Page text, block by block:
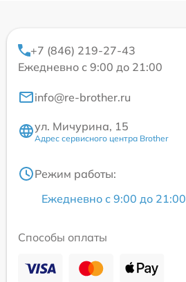
+7 (846) 219-27-43
Ежедневно с 9:00 до 21:00
info@re-brother.ru
ул. Мичурина, 15
Адрес сервисного центра Brother
Режим работы:
Ежедневно с 9:00 до 21:00
Способы оплаты